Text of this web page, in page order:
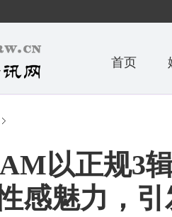
首页
以正规3
感魅力，